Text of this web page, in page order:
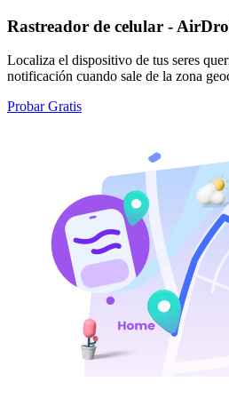
Rastreador de celular -
Localiza el dispositivo de tus seres
notificación cuando sale de la zona
Probar Gratis